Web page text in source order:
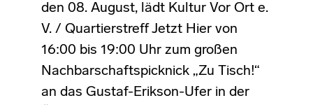
den 08. August, lädt Kultur Vor Ort e.
V. / Quartierstreff Jetzt Hier von
16:00 bis 19:00 Uhr zum großen
Nachbarschaftspicknick „Zu Tisch!“
an das Gustaf-Erikson-Ufer in der